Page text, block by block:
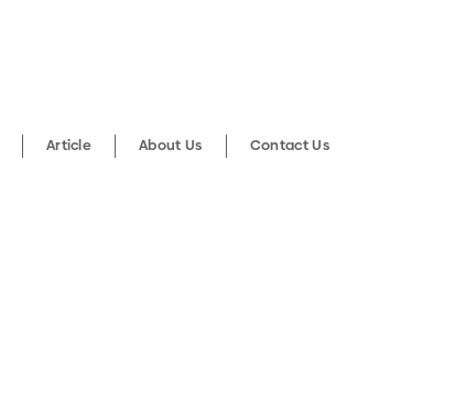
Article About Us Contact Us